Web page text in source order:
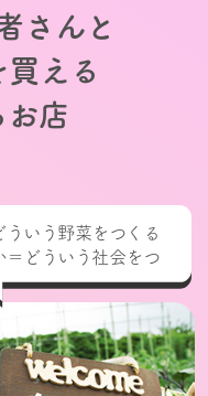
さんと
える
お店
ういう野菜をつくる
＝どういう社会をつ
るか